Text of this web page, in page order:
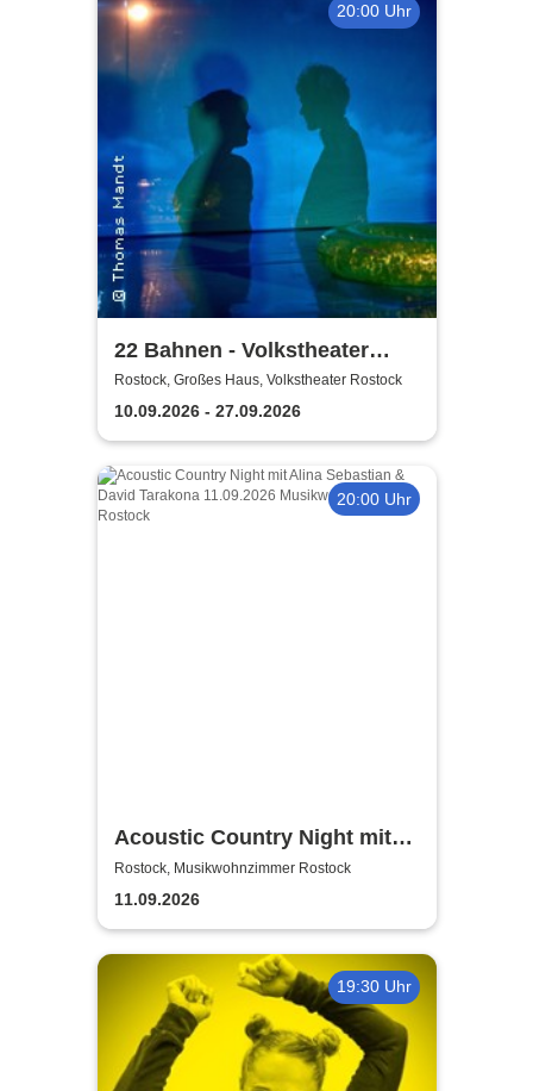
20:00 Uhr
22 Bahnen - Volkstheater
Rostock
Rostock, Großes Haus, Volkstheater Rostock
10.09.2026 - 27.09.2026
20:00 Uhr
Acoustic Country Night mit
Alina Sebastian & David
Tarakona | Musikwohnzimmer
Rostock
Rostock, Musikwohnzimmer Rostock
11.09.2026
19:30 Uhr